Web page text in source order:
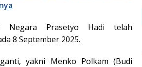
Negara Prasetyo Hadi telah
8 September 2025.
yakni Menko Polkam (Budi